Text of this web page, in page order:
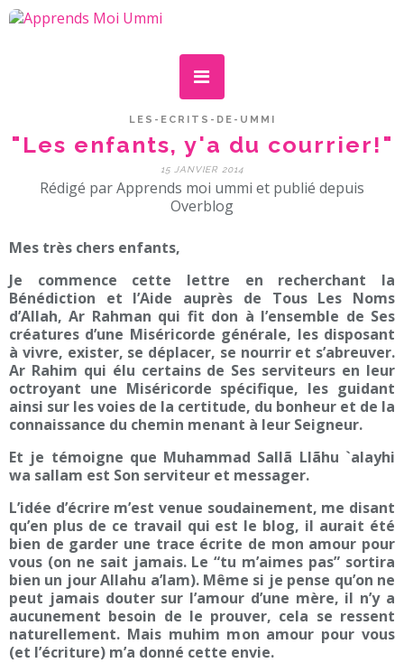
LES-ECRITS-DE-UMMI
"Les enfants, y'a du courrier!"
15 JANVIER 2014
Rédigé par Apprends moi ummi et publié depuis
Overblog
Mes très chers enfants,
Je commence cette lettre en recherchant la
Bénédiction et l’Aide auprès de Tous Les Noms
d’Allah, Ar Rahman qui fit don à l’ensemble de Ses
créatures d’une Miséricorde générale, les disposant
à vivre, exister, se déplacer, se nourrir et s’abreuver.
Ar Rahim qui élu certains de Ses serviteurs en leur
octroyant une Miséricorde spécifique, les guidant
ainsi sur les voies de la certitude, du bonheur et de la
connaissance du chemin menant à leur Seigneur.
Et je témoigne que Muhammad Sallã Llãhu `alayhi
wa sallam est Son serviteur et messager.
L’idée d’écrire m’est venue soudainement, me disant
qu’en plus de ce travail qui est le blog, il aurait été
bien de garder une trace écrite de mon amour pour
vous (on ne sait jamais. Le “tu m’aimes pas” sortira
bien un jour Allahu a’lam). Même si je pense qu’on ne
peut jamais douter sur l’amour d’une mère, il n’y a
aucunement besoin de le prouver, cela se ressent
naturellement. Mais muhim mon amour pour vous
(et l’écriture) m’a donné cette envie.